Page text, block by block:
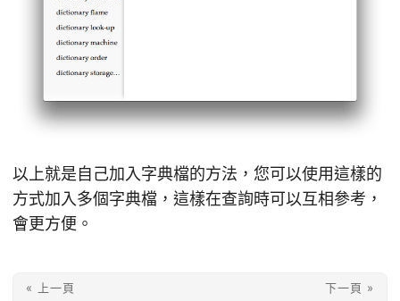
以上就是自己加入字典檔的方法，您可以使用這樣的
方式加入多個字典檔，這樣在查詢時可以互相參考，
會更方便。
« 上一頁 下一頁 »